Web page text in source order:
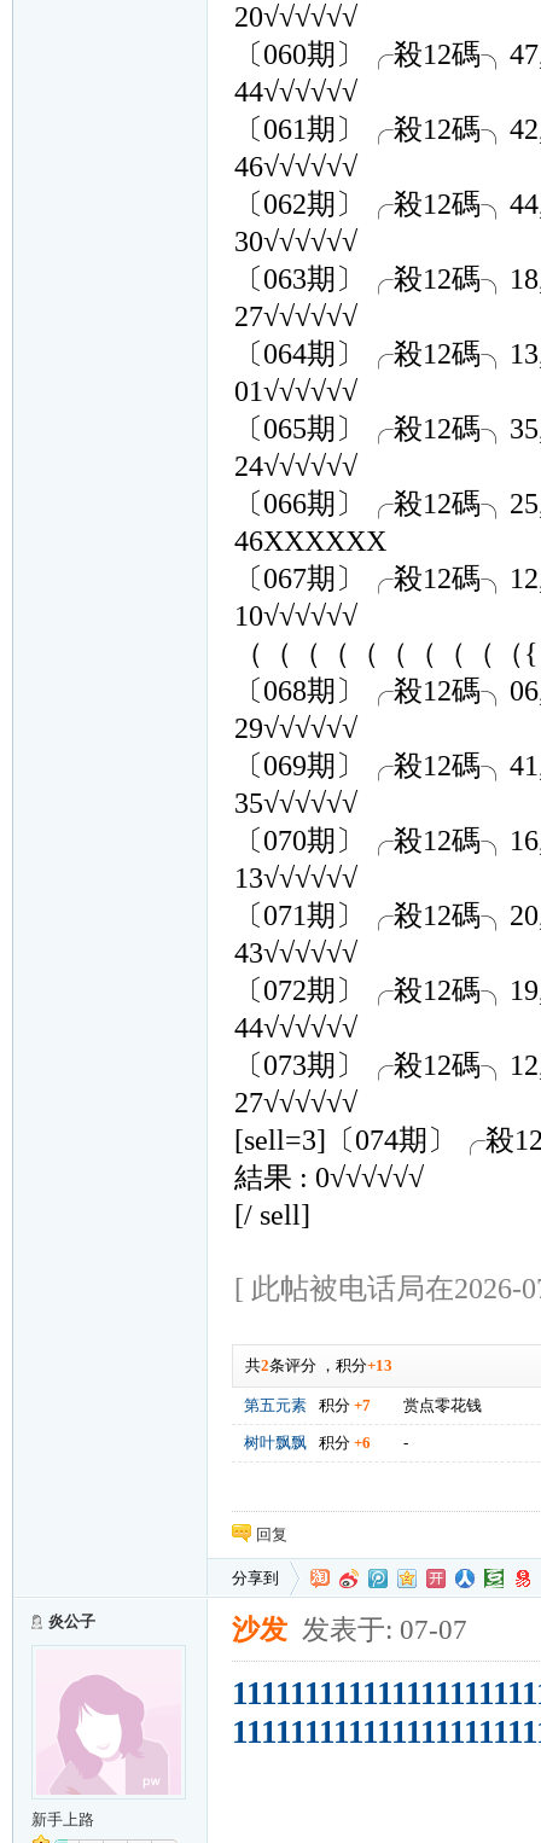
20√√√√√√
〔060期〕╭殺12碼
44√√√√√√
〔061期〕╭殺12碼
46√√√√√√
〔062期〕╭殺12碼
30√√√√√√
〔063期〕╭殺12碼
27√√√√√√
〔064期〕╭殺12碼
01√√√√√√
〔065期〕╭殺12碼
24√√√√√√
〔066期〕╭殺12碼
46XXXXXX
〔067期〕╭殺12碼
10√√√√√√
（（（（（（（（（
〔068期〕╭殺12碼
29√√√√√√
〔069期〕╭殺12碼
35√√√√√√
〔070期〕╭殺12碼
13√√√√√√
〔071期〕╭殺12碼
43√√√√√√
〔072期〕╭殺12碼
44√√√√√√
〔073期〕╭殺12碼
27√√√√√√
[sell=3]〔074期〕╭殺
結果 : 0√√√√√√
[/ sell]
[ 此帖被电话局在2026-
共2条评分， 积分+13
第五元素 积分 +7 赏点零花钱
树叶飘飘 积分 +6 -
回复
分享到
炎公子
新手上路
沙发 发表于: 07-07